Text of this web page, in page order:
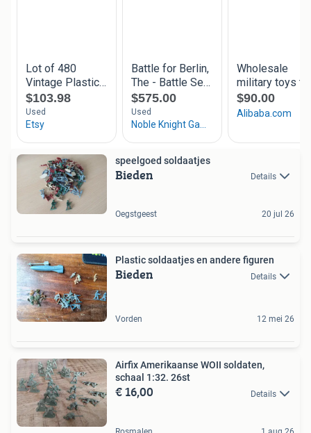
speelgoed soldaatjes
Bieden Details
Oegstgeest 20 jul 26
Plastic soldaatjes en andere figuren
Bieden Details
Vorden 12 mei 26
Airfix Amerikaanse WOII soldaten,
schaal 1:32. 26st
€ 16,00 Details